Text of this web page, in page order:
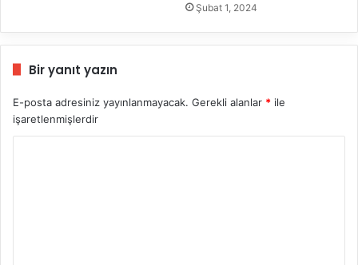
Şubat 1, 2024
Bir yanıt yazın
E-posta adresiniz yayınlanmayacak. Gerekli alanlar * ile
işaretlenmişlerdir